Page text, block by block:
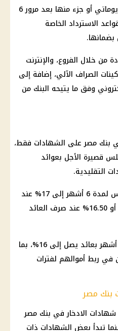
ويمكن استرداد قيمة شهادة يوماتي أو جزء منها بعد مرور 6
الاسترداد الخاصة
من خلال الفروع، والإنترنت
الصراف الآلي، إضافة إلى
وفق ما يتيحه البنك من
في بنك مصر على الشهادات فقط،
قصيرة الأجل بعوائد
التقليدية.
وتصل عوائد ودائع فليكس بلس لمدة 6 أشهر إلى 17% عند
العائد
كما يطرح البنك ودائع لمدة 9 أشهر بعائد يصل إلى 16%، بما
في ربط أموالهم لفترات
بنك مصر
شهادات الادخار في بنك مصر
بينما تبدأ بعض الشهادات ذات